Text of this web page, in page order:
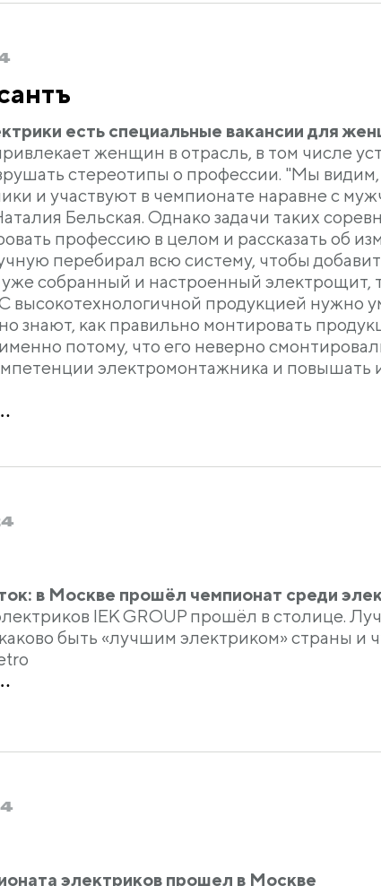
есть специальные вакансии для
женщин в отрасль, в том числе
стереотипы о профессии. "Мы
и участвуют в чемпионате наравне с
Бельская. Однако задачи таких
профессию в целом и рассказать об
перебирал всю систему, чтобы
собранный и настроенный электрощит,
высокотехнологичной продукцией нужно
знают, как правильно монтировать
потому, что его неверно
электромонтажника и повышать
в Москве прошёл чемпионат среди
IEK GROUP прошёл в столице.
быть «лучшим электриком» страны и
электриков прошел в Москве